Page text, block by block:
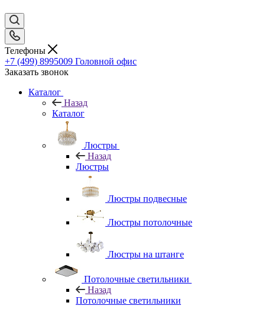
Телефоны
+7 (499) 8995009 Головной офис
Заказать звонок
Каталог
Назад
Каталог
Люстры
Назад
Люстры
Люстры подвесные
Люстры потолочные
Люстры на штанге
Потолочные светильники
Назад
Потолочные светильники